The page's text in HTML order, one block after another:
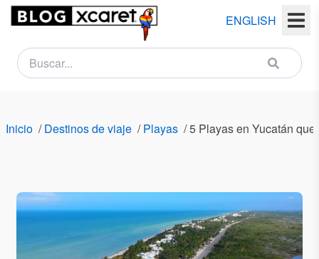
ENGLISH
Inicio /Destinos de viaje /Playas /5 Playas en Yucatán
NEWSLETTER
Nombre
(s)
Email